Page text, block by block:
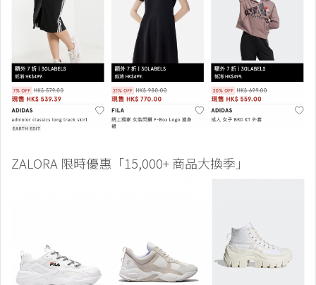
ZALORA 限時優惠「15,000+ 商品大換季」